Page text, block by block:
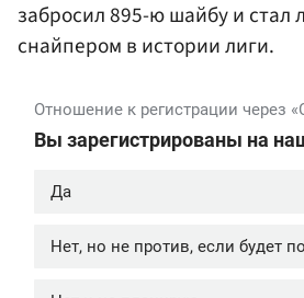
забросил 895-ю шайбу и стал
снайпером в истории лиги.